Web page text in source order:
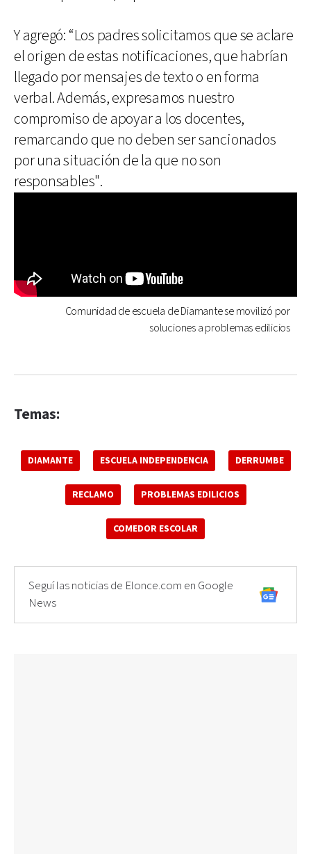
Y agregó: “Los padres solicitamos que se aclare
el origen de estas notificaciones, que habrían
llegado por mensajes de texto o en forma
verbal. Además, expresamos nuestro
compromiso de apoyar a los docentes,
remarcando que no deben ser sancionados
por una situación de la que no son
responsables".
Comunidad de escuela de Diamante se movilizó por
soluciones a problemas edilicios
Temas:
DIAMANTE ESCUELA INDEPENDENCIA DERRUMBE
RECLAMO PROBLEMAS EDILICIOS
COMEDOR ESCOLAR
Seguí las noticias de Elonce.com en Google
News